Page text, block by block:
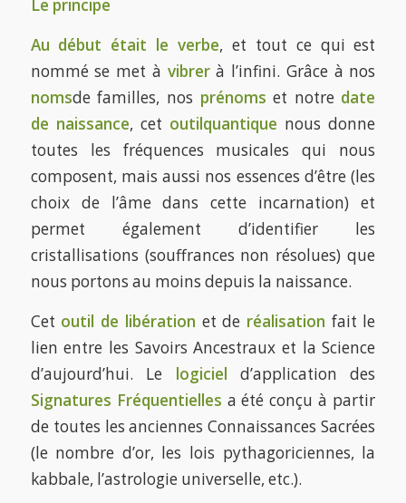
Le principe
Au début était le verbe, et tout ce qui est
nommé se met à vibrerà l’infini. Grâce à nos
nomsde familles, nos prénoms et notre date
de naissance, cet outilquantique nous donne
toutes les fréquences musicales qui nous
composent, mais aussi nos essences d’être (les
choix de l’âme dans cette incarnation) et
permet également d’identifier les
cristallisations (souffrances non résolues) que
nous portons au moins depuis la naissance.
Cet outil de libération et de réalisation fait le
lien entre les Savoirs Ancestraux et la Science
d’aujourd’hui. Le logiciel d’application des
Signatures Fréquentielles a été conçu à partir
de toutes les anciennes Connaissances Sacrées
(le nombre d’or, les lois pythagoriciennes, la
kabbale, l’astrologie universelle, etc.).